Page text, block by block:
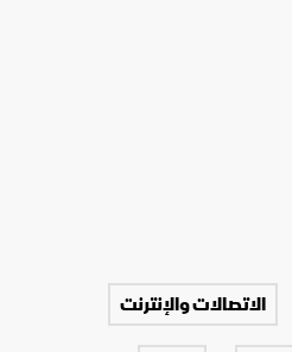
الاتصالات والإنترنت